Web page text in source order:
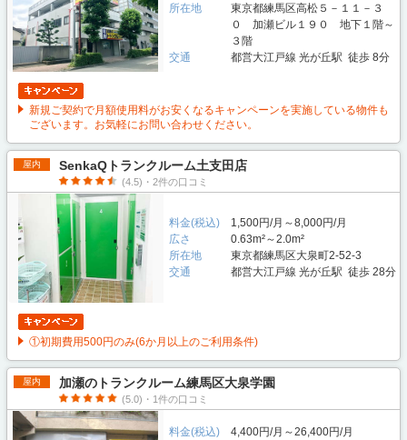
所在地
東京都練馬区高松５－１１－３
０ 加瀬ビル１９０ 地下１階～
３階
交通
都営大江戸線 光が丘駅 徒歩 8分
新規ご契約で月額使用料がお安くなるキャンペーンを実施している物件も
ございます。お気軽にお問い合わせください。
屋内 SenkaQトランクルーム土支田店
(4.5)・2件の口コミ
料金(税込)
1,500円/月～8,000円/月
広さ
0.63m²～2.0m²
所在地
東京都練馬区大泉町2-52-3
交通
都営大江戸線 光が丘駅 徒歩 28分
①初期費用500円のみ(6か月以上のご利用条件)
屋内 加瀬のトランクルーム練馬区大泉学園
(5.0)・1件の口コミ
料金(税込)
4,400円/月～26,400円/月